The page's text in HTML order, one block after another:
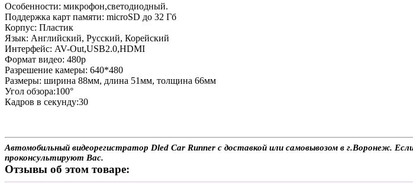
Особенности: микрофон,светодиодный.
Поддержка карт памяти: microSD до 32 Гб
Корпус: Пластик
Язык: Английский, Русский, Корейский
Интерфейс: AV-Out,USB2.0,HDMI
Формат видео: 480p
Разрешение камеры: 640*480
Размеры: ширина 88мм, длина 51мм, толщина 66мм
Угол обзора:100°
Кадров в секунду:30
Автомобильный видеорегистратор Dled Car Runner с доставкой или самовывозом в г.Воронеж.
проконсультируют Вас.
Отзывы об этом товаре: